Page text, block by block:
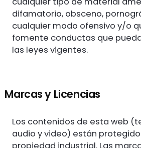
difamatorio, obsceno,
cualquier modo ofensivo y/o
fomente conductas que
las leyes vigentes.
Marcas y Licencias
Los contenidos de esta web
audio y video) están